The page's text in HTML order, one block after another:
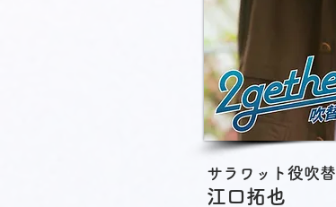
サラワット役吹替
江口拓也